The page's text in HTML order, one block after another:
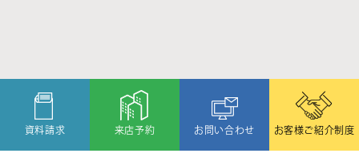
資料請求 来店予約 お問い合わせ お客様ご紹介制度